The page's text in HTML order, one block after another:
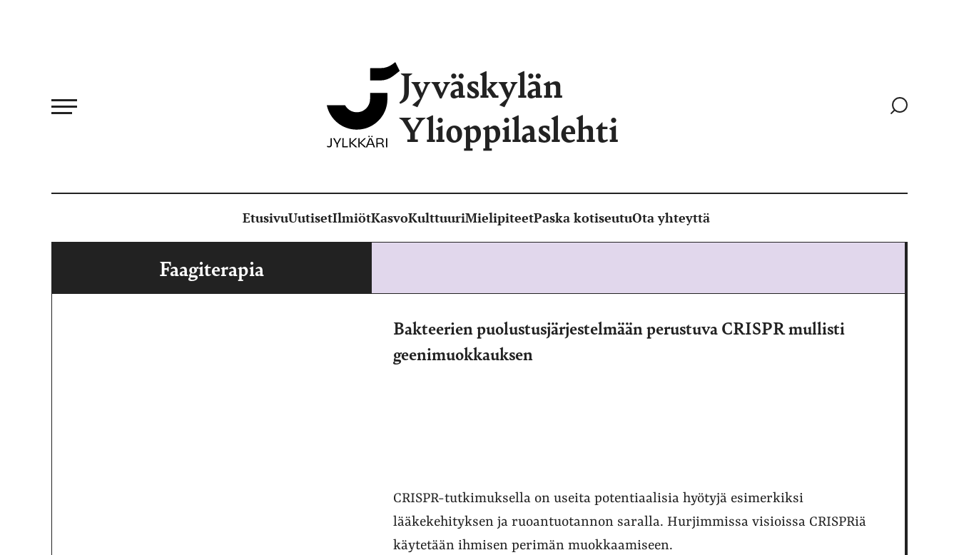
Jyväskylän
Ylioppilaslehti
Siirry
EtusivuUutisetIlmiötKasvoKulttuuriMielipiteetPaska kotiseutuOta yhteyttä
Faagiterapia
Bakteerien puolustusjärjestelmään perustuva CRISPR mullisti
geenimuokkauksen
CRISPR-tutkimuksella on useita potentiaalisia hyötyjä esimerkiksi
lääkekehityksen ja ruoantuotannon saralla. Hurjimmissa visioissa CRISPRiä
käytetään ihmisen perimän muokkaamiseen.